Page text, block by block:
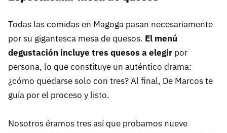
Todas las comidas en Magoga pasan necesariamente
por su gigantesca mesa de quesos. El menú
degustación incluye tres quesos a elegir por
persona, lo que constituye un auténtico drama:
¿cómo quedarse solo con tres? Al final, De Marcos te
guía por el proceso y listo.
Nosotros éramos tres así que probamos nueve